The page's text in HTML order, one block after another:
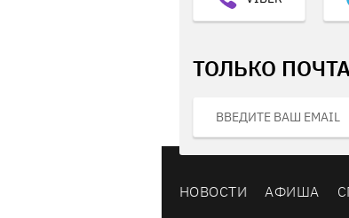
ТОЛЬКО
НОВОСТИ АФИША